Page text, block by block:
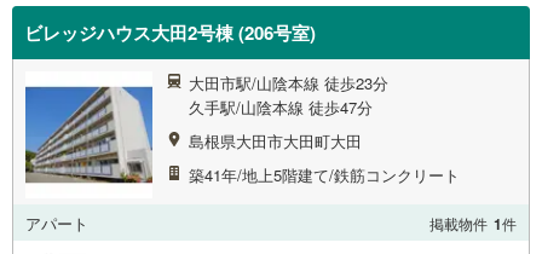
ビレッジハウス大田2号棟 (206号室)
大田市駅/山陰本線 徒歩23分
久手駅/山陰本線 徒歩47分
島根県大田市大田町大田
築41年/地上5階建て/鉄筋コンクリート
アパート 掲載物件 1件